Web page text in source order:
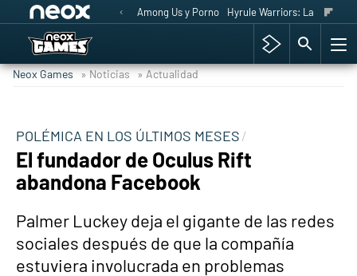
Among Us y Porno Hyrule Warriors: La Era del
Neox Games » Noticias » Actualidad
POLÉMICA EN LOS ÚLTIMOS MESES
El fundador de Oculus Rift
abandona Facebook
Palmer Luckey deja el gigante de las redes
sociales después de que la compañía
estuviera involucrada en problemas